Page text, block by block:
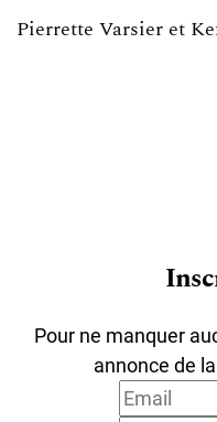
Pierrette Varsier et
Pour ne manquer
annonce de